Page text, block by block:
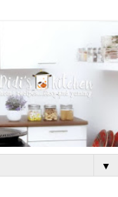
▼